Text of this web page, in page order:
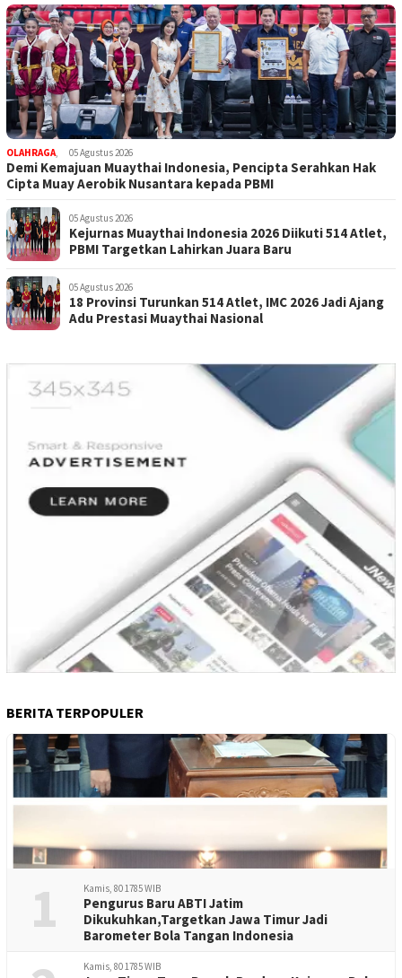
OLAHRAGA 05 Agustus 2026
Demi Kemajuan Muaythai Indonesia, Pencipta Serahkan Hak
Cipta Muay Aerobik Nusantara kepada PBMI
05 Agustus 2026
Kejurnas Muaythai Indonesia 2026 Diikuti 514 Atlet,
PBMI Targetkan Lahirkan Juara Baru
05 Agustus 2026
18 Provinsi Turunkan 514 Atlet, IMC 2026 Jadi Ajang
Adu Prestasi Muaythai Nasional
BERITA TERPOPULER
1 Kamis, 80 1785 WIB
Pengurus Baru ABTI Jatim
Dikukuhkan,Targetkan Jawa Timur Jadi
Barometer Bola Tangan Indonesia
Kamis, 80 1785 WIB